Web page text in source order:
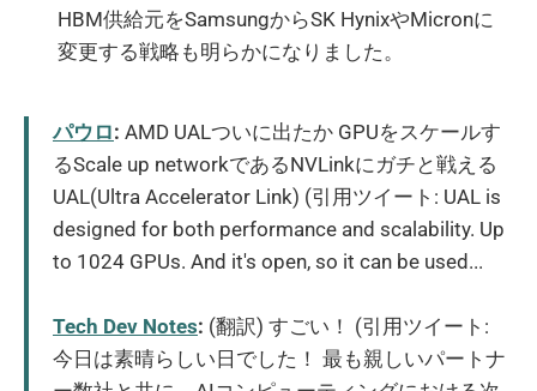
HBM供給元をSamsungからSK HynixやMicronに
変更する戦略も明らかになりました。
パウロ: AMD UALついに出たか GPUをスケールす
るScale up networkであるNVLinkにガチと戦える
UAL(Ultra Accelerator Link) (引用ツイート: UAL is
designed for both performance and scalability. Up
to 1024 GPUs. And it's open, so it can be used...
Tech Dev Notes: (翻訳) すごい！ (引用ツイート:
今日は素晴らしい日でした！ 最も親しいパートナ